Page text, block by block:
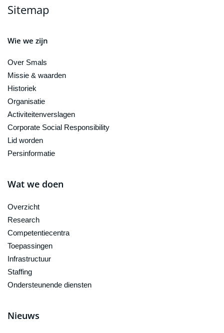
Sitemap
Wie we zijn
Over Smals
Missie & waarden
Historiek
Organisatie
Activiteitenverslagen
Corporate Social Responsibility
Lid worden
Persinformatie
Wat we doen
Overzicht
Research
Competentiecentra
Toepassingen
Infrastructuur
Staffing
Ondersteunende diensten
Nieuws